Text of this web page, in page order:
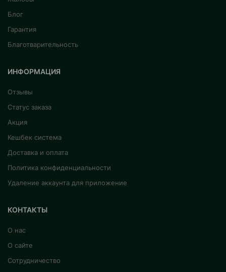
Блог
Гарантия
Благотварительность
ИНФОРМАЦИЯ
Отзывы
Статус заказа
Акция
Кешбек система
Доставка и оплата
Политика конфиденциальности
Удаление аккаунта для приложение
КОНТАКТЫ
О нас
О сайте
Сотрудничество